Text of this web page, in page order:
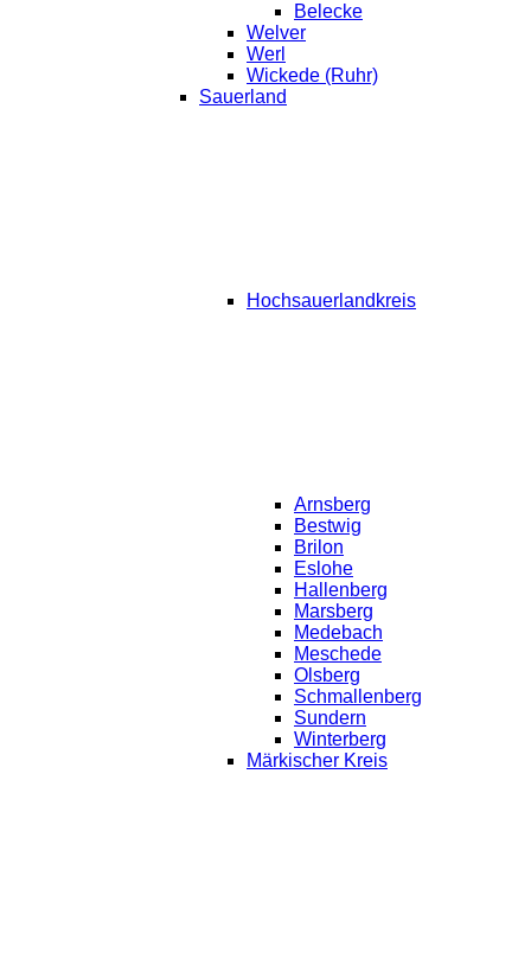
Belecke
Welver
Werl
Wickede (Ruhr)
Sauerland
Hochsauerlandkreis
Arnsberg
Bestwig
Brilon
Eslohe
Hallenberg
Marsberg
Medebach
Meschede
Olsberg
Schmallenberg
Sundern
Winterberg
Märkischer Kreis